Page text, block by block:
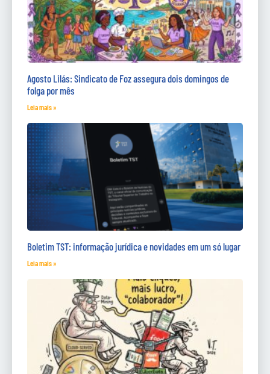
Agosto Lilás: Sindicato de Foz assegura dois domingos de
folga por mês
Leia mais »
Boletim TST: informação jurídica e novidades em um só lugar
Leia mais »